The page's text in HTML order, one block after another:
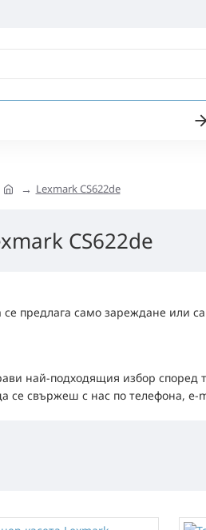
Lexmark CS622de
CS622de
предлага само зареждане или
най-подходящия избор
свържеш с нас по телефона,